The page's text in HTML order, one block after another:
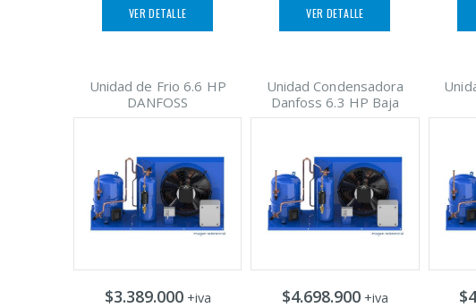
VER DETALLE VER DETALLE
Unidad de Frio 6.6 HP
DANFOSS
$3.389.000+iva
Unidad Condensadora
Danfoss 6.3 HP Baja
$4.698.900+iva